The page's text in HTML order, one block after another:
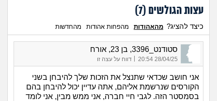
עצות הגולשים (7
)
כיצד להציג? מהאהודות מהפחות אהודות מהחדשות
סטודנט_3396, בן 23, אורח
28/04/25 20:54
| דווח על עצה זו
אני חושב שכדאי שתנצל את הזכות שלך להיבחן בשני
הקורסים שנרשמת אליהם, אתה עדיין יכול להיבחן בהם
בסמסטר הזה. לגבי חיי חברה, אני ממש מבין, אני לומד